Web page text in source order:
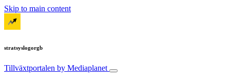
Skip to main content
stratsyslogorgb
Tillväxtportalen by Mediaplanet